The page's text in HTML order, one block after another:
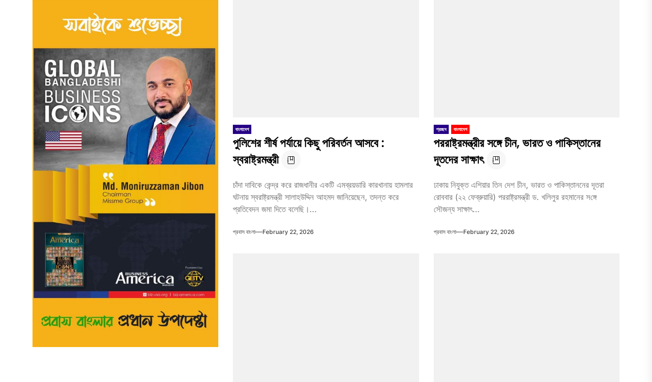
বাংলাদেশ
পুলিশের শীর্ষ পর্যায়ে কিছু পরিবর্তন আসবে :
স্বরাষ্ট্রমন্ত্রী
চাঁদা দাবিকে কেন্দ্র করে রাজধানীর একটি এমব্রয়ডারি কারখানায় হামলার
ঘটনায় স্বরাষ্ট্রমন্ত্রী সালাহউদ্দিন আহমদ জানিয়েছেন, তদন্ত করে
প্রতিবেদন জমা দিতে বলেছি।...
প্রবাস বাংলা February 22, 2026
প্রচ্ছদ বাংলাদেশ
পররাষ্ট্রমন্ত্রীর সঙ্গে চীন, ভারত ও পাকিস্তানের
দূতদের সাক্ষাৎ
ঢাকায় নিযুক্ত এশিয়ার তিন দেশ চীন, ভারত ও পাকিস্তাননের দূতরা
রোববার (২২ ফেব্রুয়া‌রি) পররাষ্ট্রমন্ত্রী ড. খলিলুর রহমানের স‌ঙ্গে
সৌজন্য সাক্ষাৎ...
প্রবাস বাংলা February 22, 2026